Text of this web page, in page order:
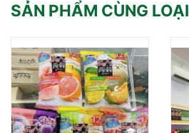
SẢN PHẨM CÙNG LOẠI